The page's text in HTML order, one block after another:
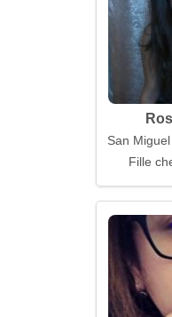
San Miguel
Fille